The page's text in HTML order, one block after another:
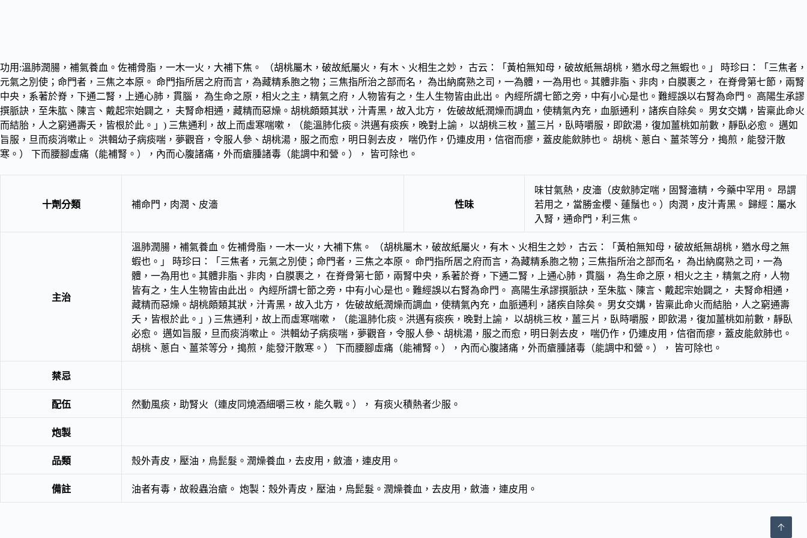
功用:溫肺潤腸，補氣養血。佐補骨脂，一木一火，大補下焦。 （胡桃屬木，破故紙屬火，有木、火相生之妙， 古云：「黃柏無知母，破故紙無胡桃，猶水母之無蝦也。」 時珍曰：「三焦者，
元氣之別使；命門者，三焦之本原。 命門指所居之府而言，為藏精系胞之物；三焦指所治之部而名， 為出納腐熟之司，一為體，一為用也。其體非脂、非肉，白膜裹之， 在脊骨第七節，兩腎
中央，系著於脊，下通二腎，上通心肺，貫腦， 為生命之原，相火之主，精氣之府，人物皆有之，生人生物皆由此出。 內經所謂七節之旁，中有小心是也。難經誤以右腎為命門。 高陽生承謬
撰脈訣，至朱肱、陳言、戴起宗始闢之， 夫腎命相通，藏精而惡燥。胡桃頗類其狀，汁青黑，故入北方， 佐破故紙潤燥而調血，使精氣內充，血脈通利，諸疾自除矣。 男女交媾，皆稟此命火
而結胎，人之窮通壽夭，皆根於此。」) 三焦通利，故上而虛寒喘嗽，（能溫肺化痰。洪邁有痰疾，晚對上諭， 以胡桃三枚，薑三片，臥時嚼服，即飲湯，復加薑桃如前數，靜臥必愈。 邁如
旨服，旦而痰消嗽止。 洪輯幼子病痰喘，夢觀音，令服人參、胡桃湯，服之而愈，明日剝去皮， 喘仍作，仍連皮用，信宿而瘳，蓋皮能歛肺也。 胡桃、蔥白、薑茶等分，搗煎，能發汗散
寒。） 下而腰腳虛痛（能補腎。），內而心腹諸痛，外而瘡腫諸毒（能調中和營。）， 皆可除也。
十劑分類 補命門，肉潤、皮濇 性味
味甘氣熱，皮濇（皮歛肺定喘，固腎濇精，今藥中罕用。 昂謂
若用之，當勝金櫻、蓮鬚也。）肉潤，皮汁青黑。 歸經：屬水
入腎，通命門，利三焦。
主治
溫肺潤腸，補氣養血。佐補骨脂，一木一火，大補下焦。 （胡桃屬木，破故紙屬火，有木、火相生之妙， 古云：「黃柏無知母，破故紙無胡桃，猶水母之無
蝦也。」 時珍曰：「三焦者，元氣之別使；命門者，三焦之本原。 命門指所居之府而言，為藏精系胞之物；三焦指所治之部而名， 為出納腐熟之司，一為
體，一為用也。其體非脂、非肉，白膜裹之， 在脊骨第七節，兩腎中央，系著於脊，下通二腎，上通心肺，貫腦， 為生命之原，相火之主，精氣之府，人物
皆有之，生人生物皆由此出。 內經所謂七節之旁，中有小心是也。難經誤以右腎為命門。 高陽生承謬撰脈訣，至朱肱、陳言、戴起宗始闢之， 夫腎命相通，
藏精而惡燥。胡桃頗類其狀，汁青黑，故入北方， 佐破故紙潤燥而調血，使精氣內充，血脈通利，諸疾自除矣。 男女交媾，皆稟此命火而結胎，人之窮通壽
夭，皆根於此。」) 三焦通利，故上而虛寒喘嗽，（能溫肺化痰。洪邁有痰疾，晚對上諭， 以胡桃三枚，薑三片，臥時嚼服，即飲湯，復加薑桃如前數，靜臥
必愈。 邁如旨服，旦而痰消嗽止。 洪輯幼子病痰喘，夢觀音，令服人參、胡桃湯，服之而愈，明日剝去皮， 喘仍作，仍連皮用，信宿而瘳，蓋皮能歛肺也。
胡桃、蔥白、薑茶等分，搗煎，能發汗散寒。） 下而腰腳虛痛（能補腎。），內而心腹諸痛，外而瘡腫諸毒（能調中和營。）， 皆可除也。
禁忌
配伍 然動風痰，助腎火（連皮同燒酒細嚼三枚，能久戰。）， 有痰火積熱者少服。
炮製
品類 殼外青皮，壓油，烏髭髮。潤燥養血，去皮用，斂濇，連皮用。
備註 油者有毒，故殺蟲治瘡。 炮製：殼外青皮，壓油，烏髭髮。潤燥養血，去皮用，斂濇，連皮用。